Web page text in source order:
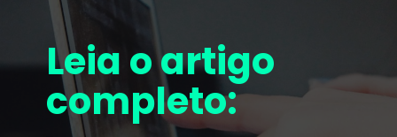
Leia o artigo
completo: